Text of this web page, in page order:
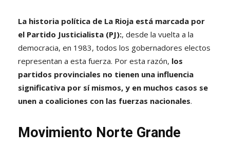
La historia política de La Rioja está marcada por
el Partido Justicialista (PJ):, desde la vuelta a la
democracia, en 1983, todos los gobernadores electos
representan a esta fuerza. Por esta razón, los
partidos provinciales no tienen una influencia
significativa por sí mismos, y en muchos casos se
unen a coaliciones con las fuerzas nacionales.
Movimiento Norte Grande